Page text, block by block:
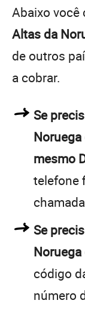
Abaixo você
Altas da
de outros
a cobrar.
Se
mesmo
telefone
Se
código
número